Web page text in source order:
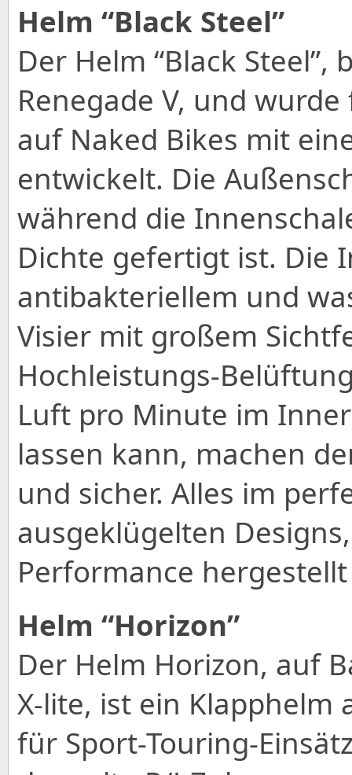
Helm “Black Steel”
Der Helm “Black
Renegade V, und
auf Naked Bikes mit
entwickelt. Die
während die
Dichte gefertigt ist. Die
antibakteriellem und
Visier mit großem
Hochleistungs-
Luft pro Minute im
lassen kann, machen
und sicher. Alles im
ausgeklügelten
Performance
Helm “Horizon”
Der Helm Horizon, auf
X-lite, ist ein Klapphelm
für Sport-Touring-